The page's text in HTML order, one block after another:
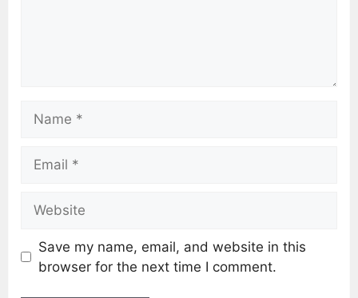
Save my name, email, and website in this
browser for the next time I comment.